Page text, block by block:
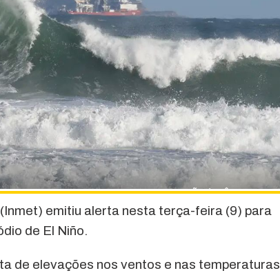
emitiu alerta nesta terça-feira (9) para
de El Niño.
de elevações nos ventos e nas temperaturas